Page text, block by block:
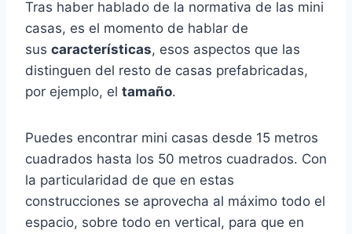
Tras haber hablado de la normativa de las mini
casas, es el momento de hablar de
sus características, esos aspectos que las
distinguen del resto de casas prefabricadas,
por ejemplo, el tamaño.
Puedes encontrar mini casas desde 15 metros
cuadrados hasta los 50 metros cuadrados. Con
la particularidad de que en estas
construcciones se aprovecha al máximo todo el
espacio, sobre todo en vertical, para que en